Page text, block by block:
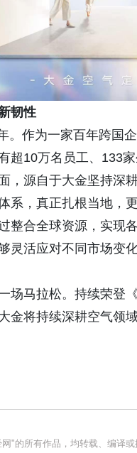
韧性
。作为一家百年跨国
超10万名员工、133
，源自于大金坚持深
系，真正扎根当地，
整合全球资源，实现
灵活应对不同市场变
场马拉松。持续荣登
金将持续深耕空气领
"的所有作品，均转载、编译